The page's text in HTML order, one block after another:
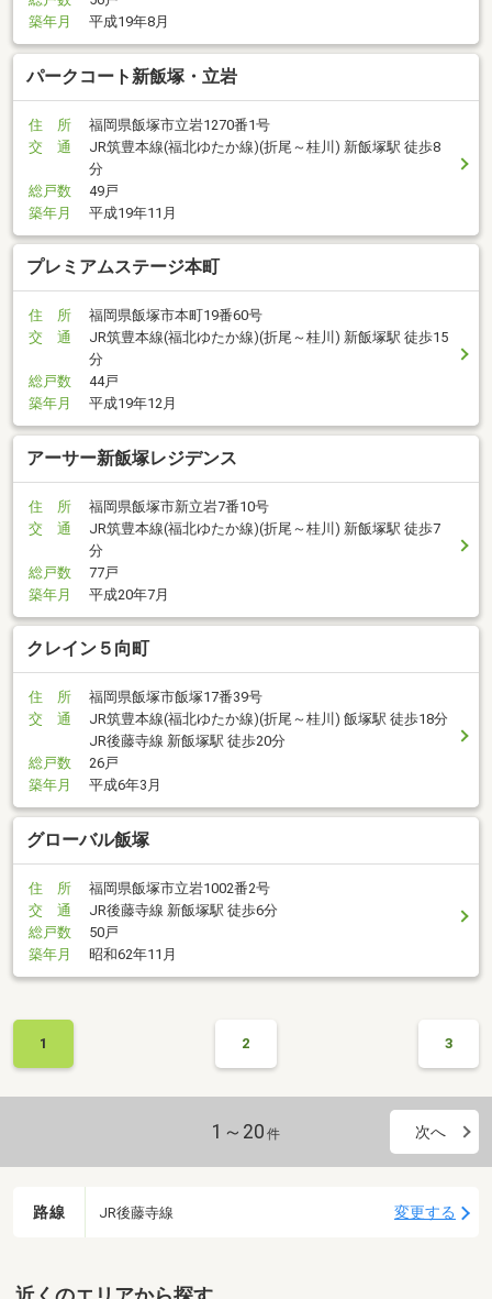
築年月
平成19年8月
パークコート新飯塚・立岩
住 所
福岡県飯塚市立岩1270番1号
交 通
JR筑豊本線(福北ゆたか線)(折尾～桂川) 新飯塚駅 徒歩8
分
総戸数
49戸
築年月
平成19年11月
プレミアムステージ本町
住 所
福岡県飯塚市本町19番60号
交 通
JR筑豊本線(福北ゆたか線)(折尾～桂川) 新飯塚駅 徒歩15
分
総戸数
44戸
築年月
平成19年12月
アーサー新飯塚レジデンス
住 所
福岡県飯塚市新立岩7番10号
交 通
JR筑豊本線(福北ゆたか線)(折尾～桂川) 新飯塚駅 徒歩7
分
総戸数
77戸
築年月
平成20年7月
クレイン５向町
住 所
福岡県飯塚市飯塚17番39号
交 通
JR筑豊本線(福北ゆたか線)(折尾～桂川) 飯塚駅 徒歩18分
JR後藤寺線 新飯塚駅 徒歩20分
総戸数
26戸
築年月
平成6年3月
グローバル飯塚
住 所
福岡県飯塚市立岩1002番2号
交 通
JR後藤寺線 新飯塚駅 徒歩6分
総戸数
50戸
築年月
昭和62年11月
1 2 3
1～20 件 次へ
路線 JR後藤寺線 変更する